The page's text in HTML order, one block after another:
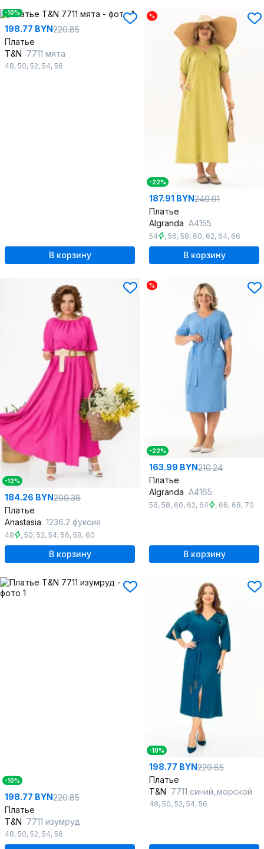
-10%
198.77 BYN220.85
Платье
T&N 7711 мята
48, 50, 52, 54, 56
В корзину
%
-22%
187.91 BYN240.91
Платье
Algranda А4155
54 , 56, 58, 60, 62, 64, 66
В корзину
-12%
184.26 BYN209.38
Платье
Anastasia 1236.2 фуксия
48 , 50, 52, 54, 56, 58, 60
В корзину
%
-22%
163.99 BYN210.24
Платье
Algranda А4165
56, 58, 60, 62, 64 , 66, 68, 70
В корзину
-10%
198.77 BYN220.85
Платье
T&N 7711 изумруд
48, 50, 52, 54, 56
-10%
198.77 BYN220.85
Платье
T&N 7711 синий_морской
48, 50, 52, 54, 56